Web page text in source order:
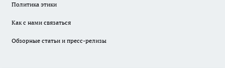
Политика этики
Как с нами связаться
Обзорные статьи и пресс-релизы